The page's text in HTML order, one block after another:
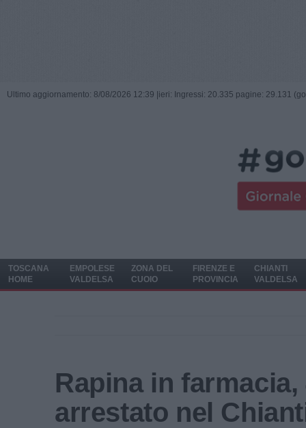
Ultimo aggiornamento: 8/08/2026 12:39 | ieri: Ingressi: 20.335 pagine: 29.131
TOSCANA
HOME
EMPOLESE
VALDELSA
ZONA DEL
CUOIO
FIRENZE E
PROVINCIA
CHIANTI
VALDELSA
Rapina in farmacia,
arrestato nel